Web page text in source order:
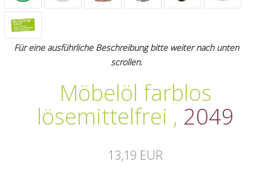
Für eine ausführliche Beschreibung bitte weiter nach unten
scrollen.
Möbelöl farblos
lösemittelfrei , 2049
13,19 EUR